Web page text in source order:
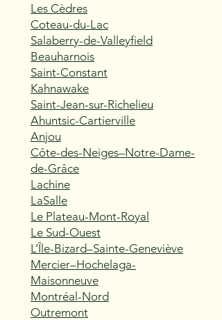
Les Cèdres
Coteau-du-Lac
Salaberry-de-Valleyfield
Beauharnois
Saint-Constant
Kahnawake
Saint-Jean-sur-Richelieu
Ahuntsic-Cartierville
Anjou
Côte-des-Neiges–Notre-Dame-
de-Grâce
Lachine
LaSalle
Le Plateau-Mont-Royal
Le Sud-Ouest
L’Île-Bizard–Sainte-Geneviève
Mercier–Hochelaga-
Maisonneuve
Montréal-Nord
Outremont